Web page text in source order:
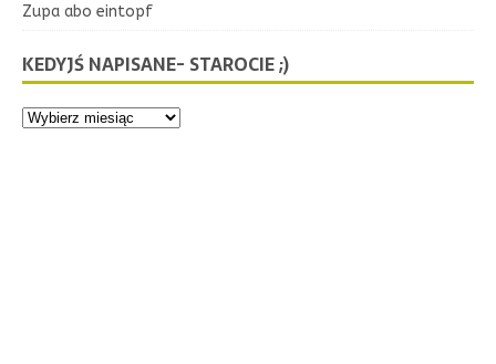
Zupa abo eintopf
KEDYJŚ NAPISANE- STAROCIE ;)